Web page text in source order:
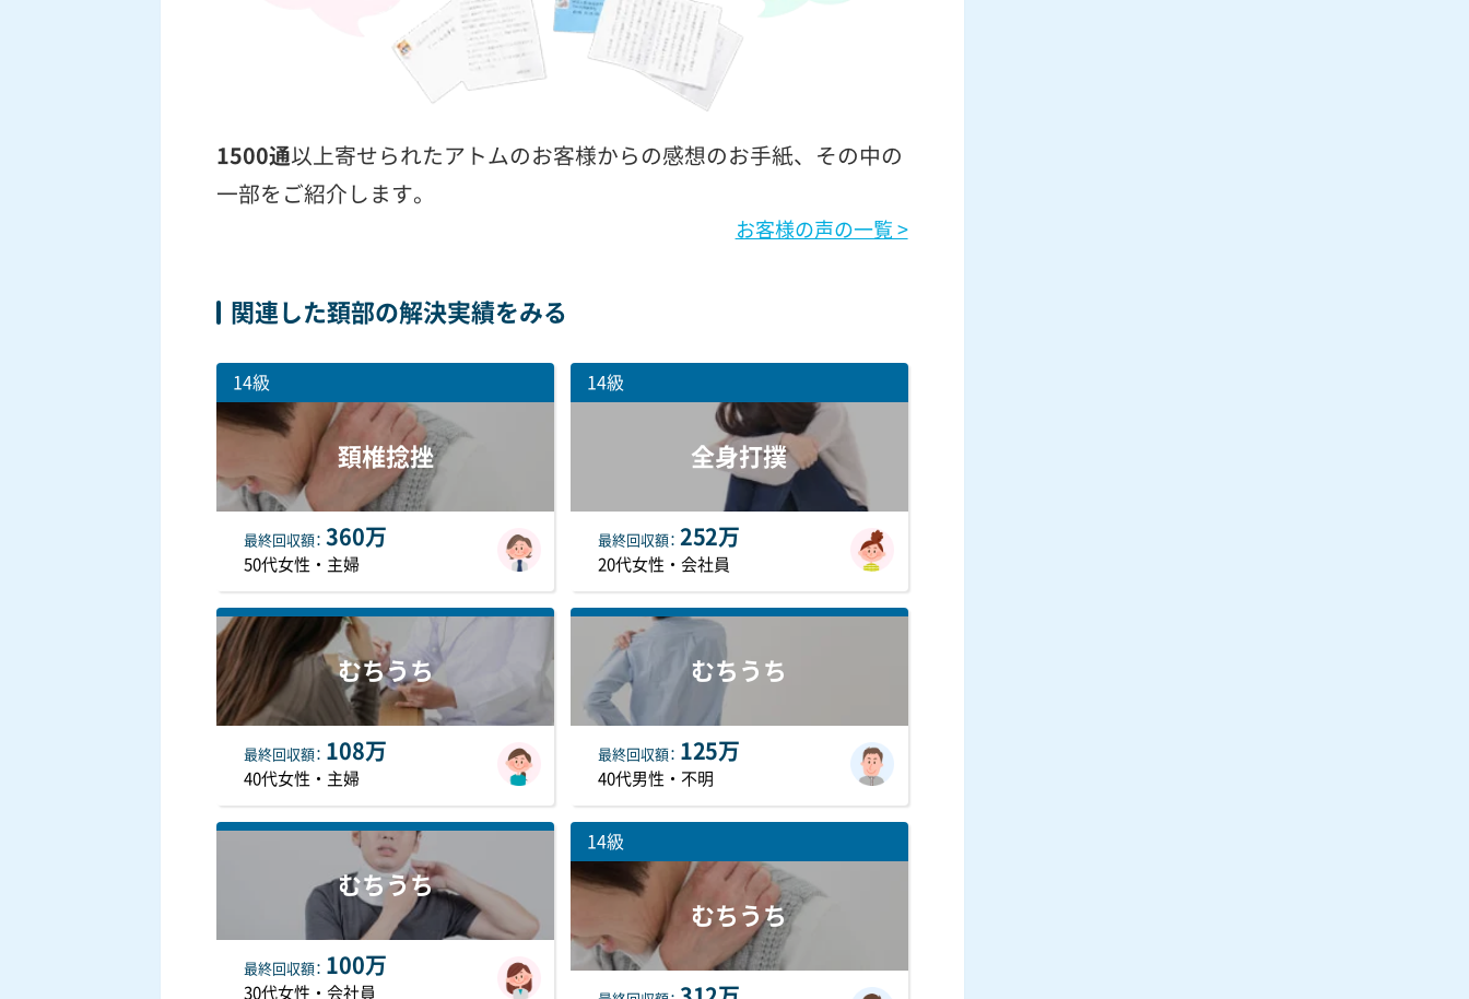
1500通 以上寄せられたアトムのお客様からの感想のお手紙、その中の
一部をご紹介します。
お客様の声の一覧 >
関連した頚部の解決実績をみる
14級
頚椎捻挫
最終回収額 360万
50代女性・主婦
14級
全身打撲
最終回収額 252万
20代女性・会社員
むちうち
最終回収額 108万
40代女性・主婦
むちうち
最終回収額 125万
40代男性・不明
むちうち
最終回収額 100万
30代女性・会社員
14級
むちうち